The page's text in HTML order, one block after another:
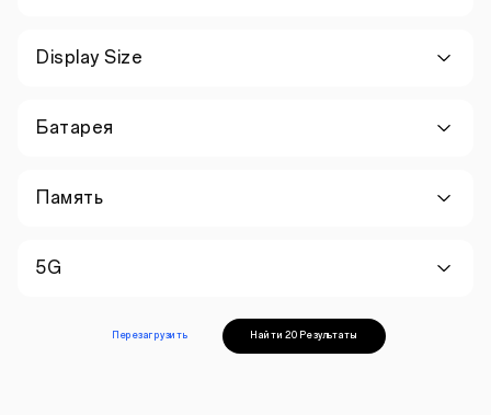
Display Size
Батарея
Память
5G
Перезагрузить Найти 20 Результаты